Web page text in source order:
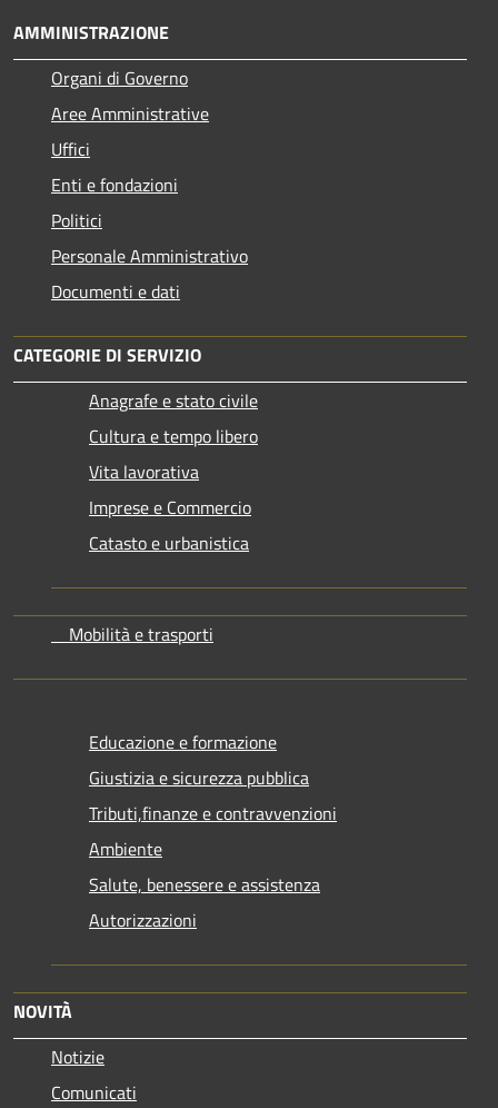
AMMINISTRAZIONE
Organi di Governo
Aree Amministrative
Uffici
Enti e fondazioni
Politici
Personale Amministrativo
Documenti e dati
CATEGORIE DI SERVIZIO
Anagrafe e stato civile
Cultura e tempo libero
Vita lavorativa
Imprese e Commercio
Catasto e urbanistica
Mobilità e trasporti
Educazione e formazione
Giustizia e sicurezza pubblica
Tributi,finanze e contravvenzioni
Ambiente
Salute, benessere e assistenza
Autorizzazioni
NOVITÀ
Notizie
Comunicati